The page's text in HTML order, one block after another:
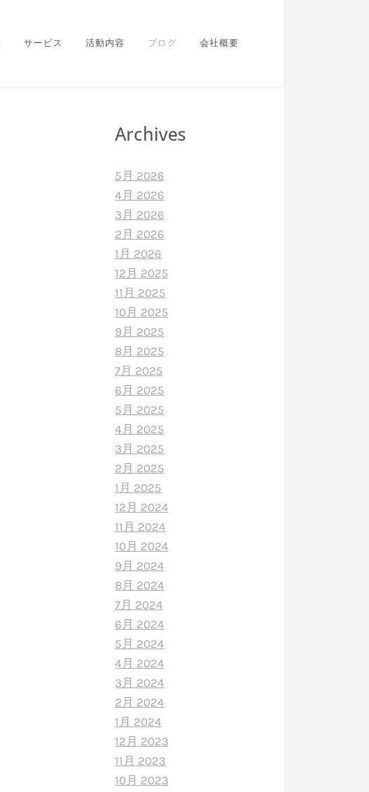
サービス 活動内容 ブログ 会社概要
Archives
5月 2026
4月 2026
3月 2026
2月 2026
1月 2026
12月 2025
11月 2025
10月 2025
9月 2025
8月 2025
7月 2025
6月 2025
5月 2025
4月 2025
3月 2025
2月 2025
1月 2025
12月 2024
11月 2024
10月 2024
9月 2024
8月 2024
7月 2024
6月 2024
5月 2024
4月 2024
3月 2024
2月 2024
1月 2024
12月 2023
11月 2023
10月 2023